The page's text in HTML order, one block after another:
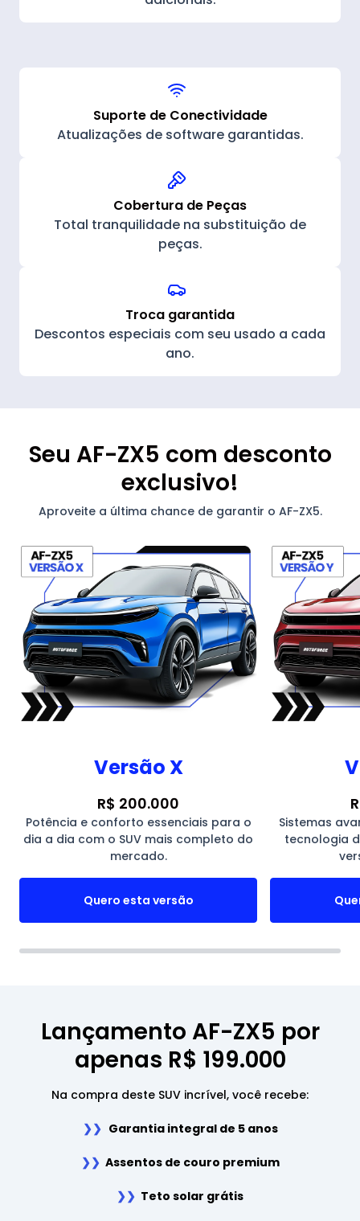
Suporte de Conectividade
Atualizações de software garantidas.
Cobertura de Peças
Total tranquilidade na substituição de
peças.
Troca garantida
Descontos especiais com seu usado a cada
ano.
Seu AF-ZX5 com desconto
exclusivo!
Aproveite a última chance de garantir o AF-ZX5.
Versão X
R$ 200.000
Potência e conforto essenciais para o
dia a dia com o SUV mais completo do
mercado.
Quero esta versão
Sistemas
tecnologia
Lançamento AF-ZX5 por
apenas R$ 199.000
Na compra deste SUV incrível, você recebe:
❯❯ Garantia integral de 5 anos
❯❯ Assentos de couro premium
❯❯ Teto solar grátis